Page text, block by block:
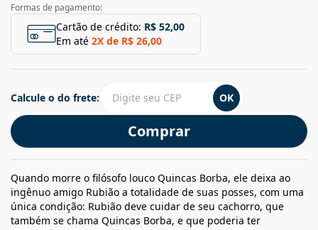
Formas de pagamento:
Cartão de crédito: R$ 52,00
Em até 2X de R$ 26,00
Comprar
Calcule o do frete: OK
Quando morre o filósofo louco Quincas Borba, ele deixa ao
ingênuo amigo Rubião a totalidade de suas posses, com uma
única condição: Rubião deve cuidar de seu cachorro, que
também se chama Quincas Borba, e que poderia ter